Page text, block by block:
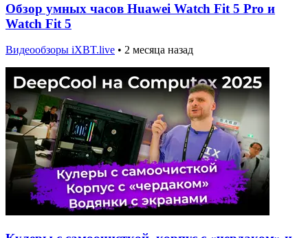
Обзор умных часов Huawei Watch Fit 5 Pro и
Watch Fit 5
Видеообзоры iXBT.live • 2 месяца назад